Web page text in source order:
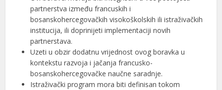
partnerstva između francuskih i
bosanskohercegovačkih visokoškolskih ili istraživačkih
institucija, ili doprinijeti implementaciji novih
partnerstava.
Uzeti u obzir dodatnu vrijednost ovog boravka u
kontekstu razvoja i jačanja francusko-
bosanskohercegovačke naučne saradnje.
Istraživački program mora biti definisan tokom